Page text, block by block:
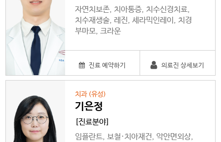
자연치보존, 치아통증, 치수신경치료,
치수재생술, 레진, 세라믹인레이, 치경
부마모, 크라운
진료 예약하기 의료진 상세보기
치과 (유성)
기은정
[진료분야]
임플란트, 보철·치아재건, 악안면외상,